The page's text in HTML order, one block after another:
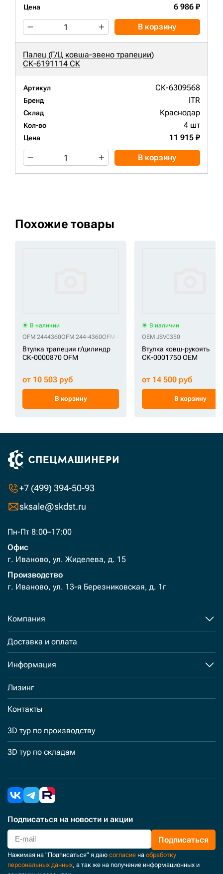
Цена 6 986 ₽
В корзину
Палец (Г/Ц ковша-звено трапеции)
СК-6191114 СК
Артикул СК-6309568
Бренд ITR
Склад Краснодар
Кол-во 4 шт
Цена 11 915 ₽
В корзину
Похожие товары
В наличии
OFM 2444360OFM 244-4360OFM 4893018 OFM 489-3018
Втулка трапеция г/цилиндр
СК-0000870 OFM
от 10 503 руб
В корзину
В наличии
OEM JSV0350
Втулка ковш-рукоять
СК-0001750 OEM
от 14 500 руб
В корзину
+7 (499) 394-50-93
sksale@skdst.ru
Пн-Пт 8:00–17:00
Офис
г. Иваново, ул. Жиделева, д. 15
Производство
г. Иваново, ул. 13-я Березниковская, д. 1г
Компания
Доставка и оплата
Информация
Лизинг
Контакты
3D тур по производству
3D тур по складам
Подписаться на новости и акции
Подписаться
Нажимая на "Подписаться" я даю согласие на обработку
персональных данных, а так же на получение информационных и